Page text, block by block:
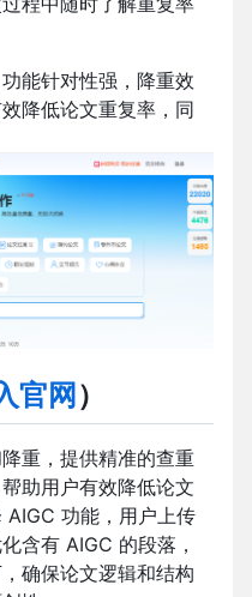
能针对性强，降重效
降低论文重复率，同
官网 ）
重，提供精准的查重
助用户有效降低论文
AIGC 功能，用户上传
含有 AIGC 的段落，
确保论文逻辑和结构